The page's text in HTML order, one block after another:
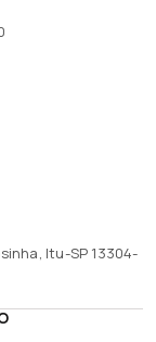
Itu-SP 13304-